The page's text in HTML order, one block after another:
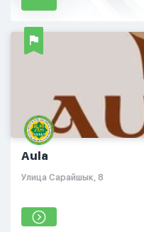
Aula
​Улица Сарайшык, 8